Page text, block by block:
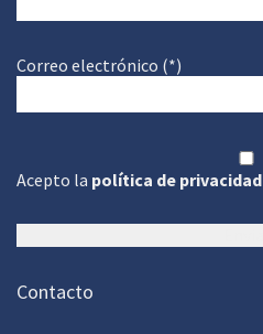
Correo electrónico (*)
Acepto la política de privacidad
Contacto